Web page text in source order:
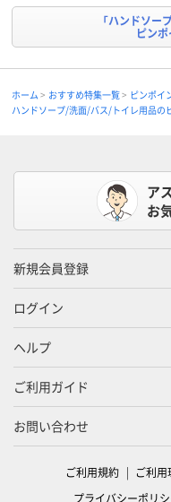
「ハンドソー
ピン
ホーム おすすめ特集一覧
ピンポイ
ハンドソープ/洗面/バス/トイレ用品の
ア
お
新規会員登録
ログイン
ヘルプ
ご利用ガイド
お問い合わせ
ご利用規約 ご利
プライバシーポリ